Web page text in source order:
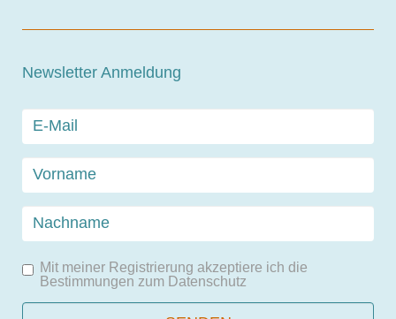
Newsletter Anmeldung
Mit meiner Registrierung akzeptiere ich die
Bestimmungen zum Datenschutz